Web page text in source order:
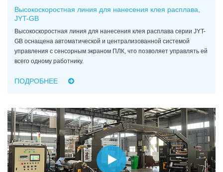
Высокоскоростная линия для нанесения клея расплава,
JYT-GB
Высокоскоростная линия для нанесения клея расплава серии JYT-
GB оснащена автоматической и централизованной системой
управления с сенсорным экраном ПЛК, что позволяет управлять ей
всего одному работнику.
ПОДРОБНЕЕ